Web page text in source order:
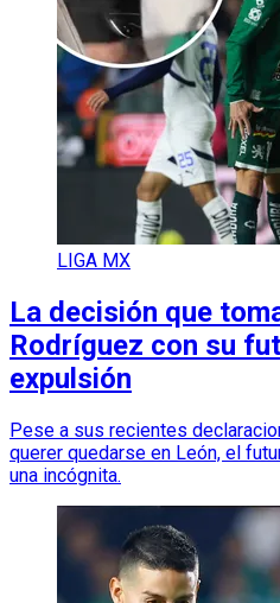
LIGA MX
La decisión que
Rodríguez con su
expulsión
Pese a sus recientes
querer quedarse en León, el
una incógnita.